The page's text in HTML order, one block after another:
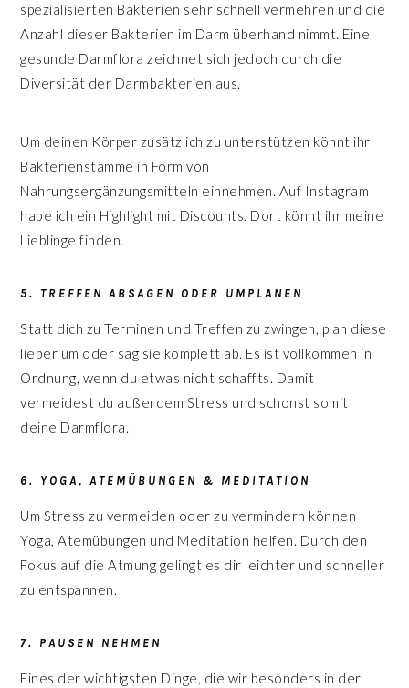
spezialisierten Bakterien sehr schnell vermehren und die
Anzahl dieser Bakterien im Darm überhand nimmt. Eine
gesunde Darmflora zeichnet sich jedoch durch die
Diversität der Darmbakterien aus.
Um deinen Körper zusätzlich zu unterstützen könnt ihr
Bakterienstämme in Form von
Nahrungsergänzungsmitteln einnehmen. Auf Instagram
habe ich ein Highlight mit Discounts. Dort könnt ihr meine
Lieblinge finden.
5. TREFFEN ABSAGEN ODER UMPLANEN
Statt dich zu Terminen und Treffen zu zwingen, plan diese
lieber um oder sag sie komplett ab. Es ist vollkommen in
Ordnung, wenn du etwas nicht schaffts. Damit
vermeidest du außerdem Stress und schonst somit
deine Darmflora.
6. YOGA, ATEMÜBUNGEN & MEDITATION
Um Stress zu vermeiden oder zu vermindern können
Yoga, Atemübungen und Meditation helfen. Durch den
Fokus auf die Atmung gelingt es dir leichter und schneller
zu entspannen.
7. PAUSEN NEHMEN
Eines der wichtigsten Dinge, die wir besonders in der